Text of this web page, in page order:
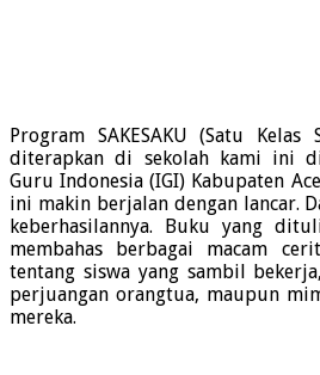
Program SAKESAKU (Satu
diterapkan di sekolah kami ini
Guru Indonesia (IGI) Kabupaten
ini makin berjalan dengan lancar.
keberhasilannya. Buku yang
membahas berbagai macam
tentang siswa yang sambil
perjuangan orangtua, maupun
mereka.